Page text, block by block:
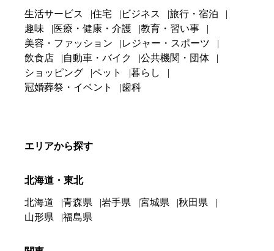
生活サービス 住宅 ビジネス
旅行・宿泊
趣味
医療・健康・介護
教育・習い事
美容・ファッション
レジャー・スポーツ
飲食店
自動車・バイク
公共機関・団体
ショッピング
ペット
暮らし
冠婚葬祭・イベント
歯科
エリアから探す
北海道・東北
北海道 青森県 岩手県 宮城県
秋田県
山形県
福島県